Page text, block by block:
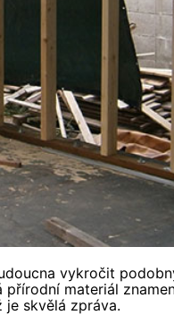
vykročit
materiál
skvělá zpráva.